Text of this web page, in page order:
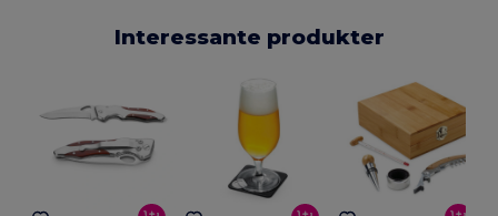
Interessante produkter